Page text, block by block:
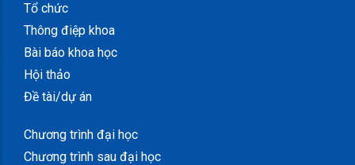
Tổ chức
Thông điệp khoa
Bài báo khoa học
Hội thảo
Đề tài/dự án
Chương trình đại học
Chương trình sau đại học